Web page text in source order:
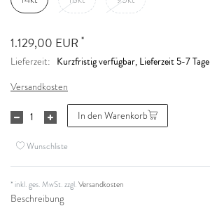
1.129,00 EUR *
Lieferzeit: Kurzfristig verfügbar, Lieferzeit 5-7 Tage
Versandkosten
In den Warenkorb
Wunschliste
* inkl. ges. MwSt. zzgl.Versandkosten
Beschreibung